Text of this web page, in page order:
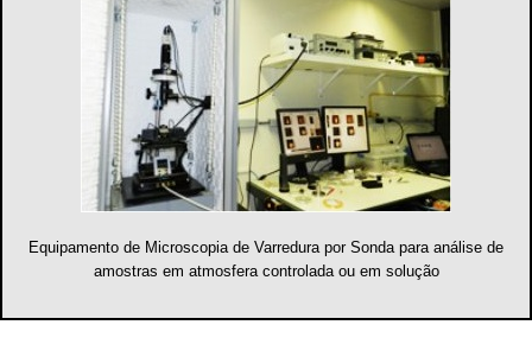
Equipamento de Microscopia de Varredura por Sonda para análise de
amostras em atmosfera controlada ou em solução